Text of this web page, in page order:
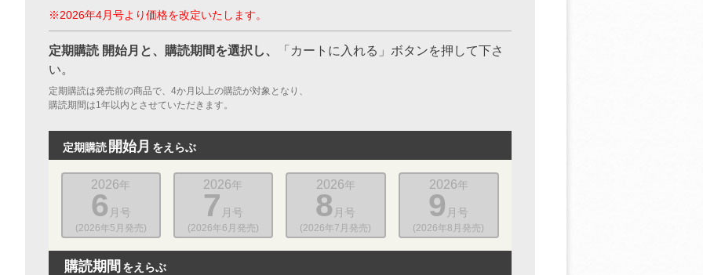
お支払いに進む
他にも商品を買う
※2026年4月号より価格を改定いたします。
定期購読 開始月と、購読期間を選択し、
「カートに入れる」ボタンを押して下さ
い。
定期購読は発売前の商品で、4か月以上の購読が対象となり、
購読期間は1年以内とさせていただきます。
定期購読 開始月 をえらぶ
2026年
6 月号
(2026年5月発売)
2026年
7 月号
(2026年6月発売)
2026年
8 月号
(2026年7月発売)
2026年
9 月号
(2026年8月発売)
購読期間 をえらぶ